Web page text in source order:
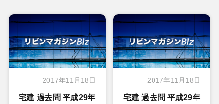
2017年11月18日
宅建 過去問 平成29年
2017年11月18日
宅建 過去問 平成29年